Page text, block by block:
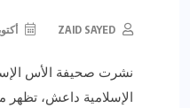
ZAID SAYED أكتوبر 29,
نشرت صحيفة الأس
الإسلامية داعش، تظهر